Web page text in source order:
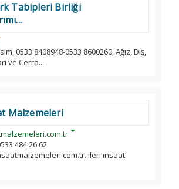
Tabipleri Birliği
0533 8408948-0533 8600260, Ağız, Diş,
ve Cerra...
Malzemeleri
484 26 62
ileri insaat